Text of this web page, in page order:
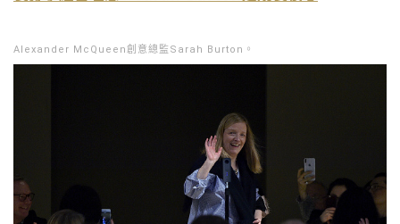
Alexander McQueen創意總監Sarah Burton。